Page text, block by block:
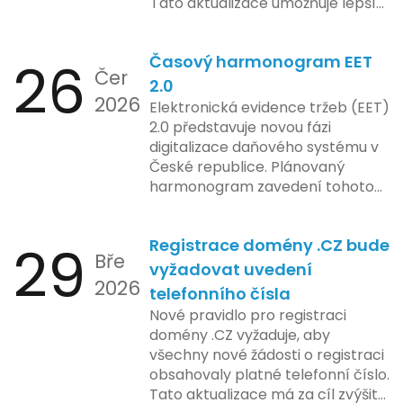
ose zavedení této technologie.
podniky s náročnými účetními
procesy.
26 Čer
2026
Časový harmonogram EET
2.0
Elektronická evidence tržeb (EET)
2.0 představuje novou fázi
digitalizace daňového systému v
České republice. Plánovaný
harmonogram zavedení tohoto
zahrnuje přípravu technické
platformy a legislativních změn,
které by měly být předloženy do
konce tohoto roku. Očekává se,
že tato fáze umožní adaptaci
systémů a rozšíření podpory pro
podnikatele, přičemž všechny
potřebné technologie by měly
29 Bře
2026
Registrace domény .CZ bude
vyžadovat uvedení
telefonního čísla
Nové pravidlo pro registraci
domény .CZ vyžaduje, aby
všechny nové žádosti o registraci
obsahovaly platné telefonní číslo.
Tato aktualizace má za cíl zvýšit